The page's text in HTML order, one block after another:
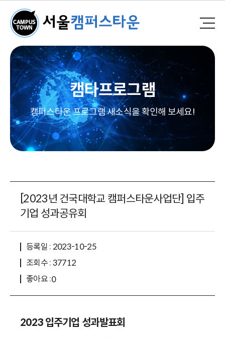
캠타프로그램
캠퍼스타운 프로그램 새소식을 확인해 보세요!
[2023년 건국대학교 캠퍼스타운사업단] 입주
기업 성과공유회
등록일 : 2023-10-25
조회수 : 37712
좋아요 :0
2023 입주기업 성과발표회